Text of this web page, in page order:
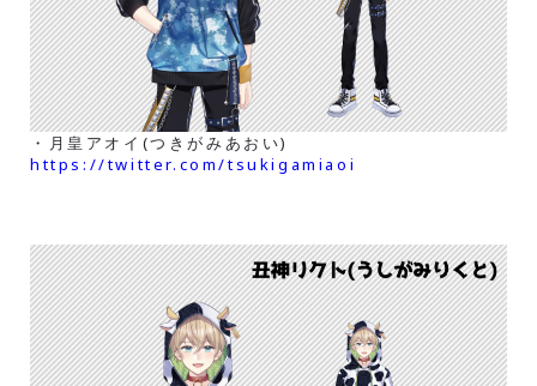
・月皇アオイ(つきがみあおい)
https://twitter.com/tsukigamiaoi